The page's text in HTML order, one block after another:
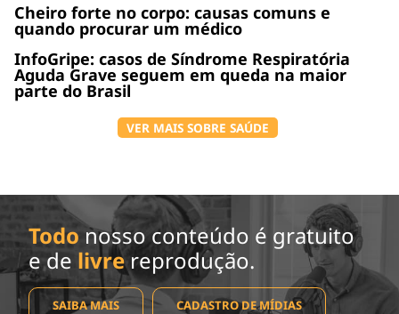
Cheiro forte no corpo: causas comuns e
quando procurar um médico
InfoGripe: casos de Síndrome Respiratória
Aguda Grave seguem em queda na maior
parte do Brasil
VER MAIS SOBRE SAÚDE
Todo nosso conteúdo é gratuito
e de livrereprodução.
SAIBA MAIS CADASTRO DE MÍDIAS